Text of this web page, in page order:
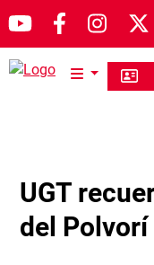
Pasar al contenido
UGT
del Polvorí